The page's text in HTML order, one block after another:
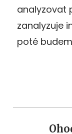
analyzovat
zanalyzuje
poté